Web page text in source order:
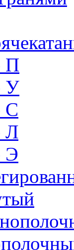
П
У
С
Л
Э